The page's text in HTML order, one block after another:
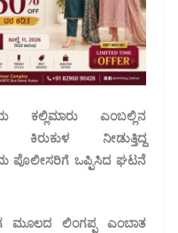
ಕಲ್ಲಿಮಾರು ಎಂಬಲ್ಲಿನ
ಕಿರುಕುಳ ನೀಡುತ್ತಿದ್ದ
ಪೊಲೀಸರಿಗೆ ಒಪ್ಪಿಸಿದ ಘಟನೆ
ಮೂಲದ ಲಿಂಗಪ್ಪ ಎಂಬಾತ